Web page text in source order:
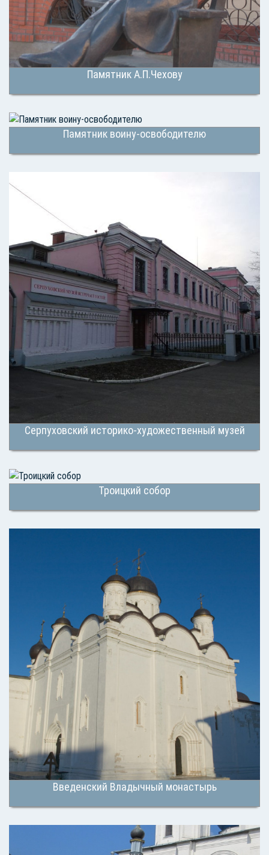
Памятник А.П.Чехову
Памятник воину-освободителю
Серпуховский историко-художественный музей
Троицкий собор
Введенский Владычный монастырь